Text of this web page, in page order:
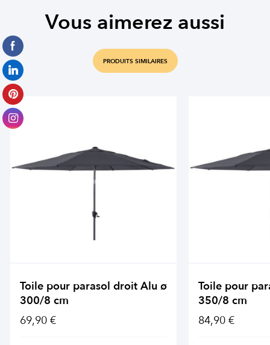
Vous aimerez aussi
PRODUITS SIMILAIRES
Toile pour parasol droit Alu ø
300/8 cm
69,90 €
Toile pour
350/8 cm
84,90 €